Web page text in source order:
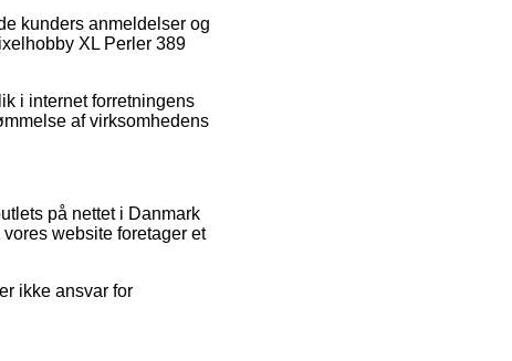
kunders anmeldelser og
XL Perler 389
i internet forretningens
af virksomhedens
på nettet i Danmark
website foretager et
ikke ansvar for